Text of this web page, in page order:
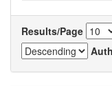
Results/Page